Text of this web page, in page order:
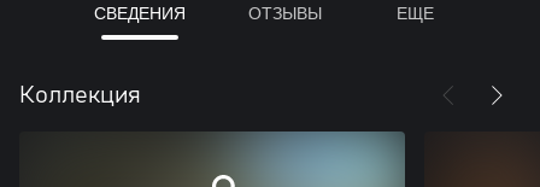
СВЕДЕНИЯ ОТЗЫВЫ ЕЩЕ
Коллекция